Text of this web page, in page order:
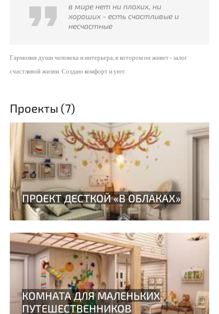
в мире нет ни плохих, ни
хороших - есть счастливые и
несчастные
Гармония души человека и интерьера, в котором он живет - залог
счастливой жизни. Создаю комфорт и уют.
Проекты (7)